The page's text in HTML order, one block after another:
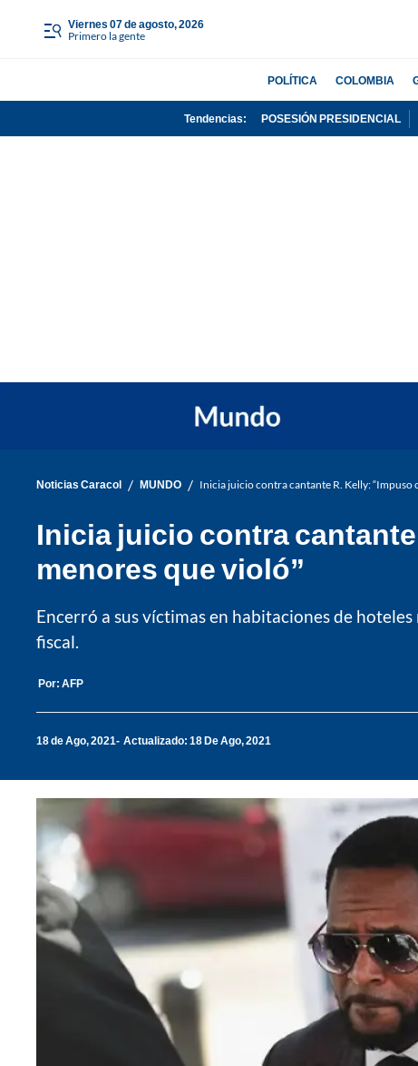
viernes 07 de agosto, 2026
Primero la gente
POLÍTICA COLOMBIA
Tendencias: POSESIÓN PRESIDENCIAL
Noticias Caracol / MUNDO / Inicia juicio contra cantante R. Kelly: “Impuso
Inicia juicio contra
menores que violó”
Encerró a sus víctimas en habitaciones de
fiscal.
Por: AFP
18 de Ago, 2021 Actualizado: 18 De Ago, 2021